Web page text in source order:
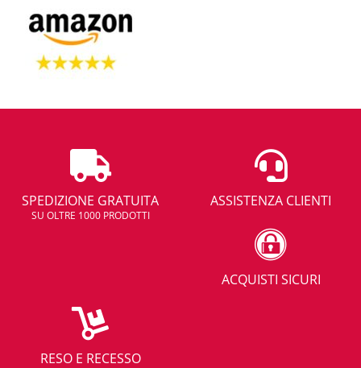
SPEDIZIONE GRATUITA
SU OLTRE 1000 PRODOTTI
ASSISTENZA CLIENTI
ACQUISTI SICURI
RESO E RECESSO